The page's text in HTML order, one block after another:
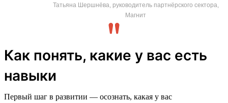
Татьяна Шершнёва, руководитель партнёрского сектора,
Магнит
Как понять, какие у вас есть
навыки
Первый шаг в развитии — осознать, какая у вас